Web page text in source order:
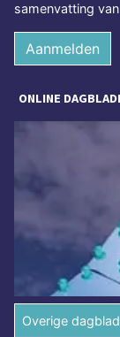
samenvatting
Aanmelden
ONLINE
Overige